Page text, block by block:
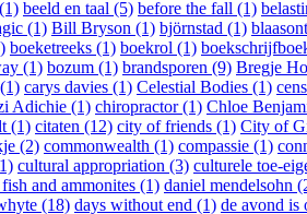
beeld en taal (5) before the fall (1)
(1) Bill Bryson (1) björnstad (1)
boeketreeks (1) boekrol (1)
(1) bozum (1) brandsporen (9) Bregje
carys davies (1) Celestial Bodies (1)
Adichie (1) chiropractor (1) Chloe
(1) citaten (12) city of friends (1) City of
(2) commonwealth (1) compassie (1)
cultural appropriation (3) culturele toe-
and ammonites (1) daniel mendelsohn
(18) days without end (1) de avond is